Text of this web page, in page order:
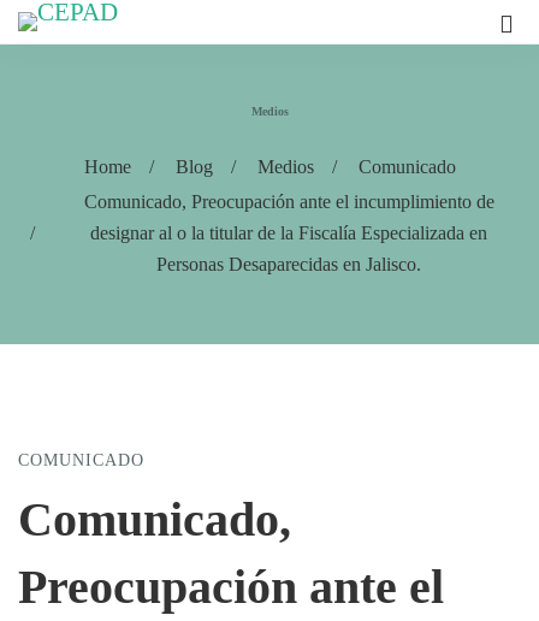
Medios
Home Blog Medios
Comunicado
Comunicado, Preocupación ante el incumplimiento de
designar al o la titular de la Fiscalía Especializada en
Personas Desaparecidas en Jalisco.
Comunicado,
Preocupación
COMUNICADO
Comunicado,
Preocupación ante el